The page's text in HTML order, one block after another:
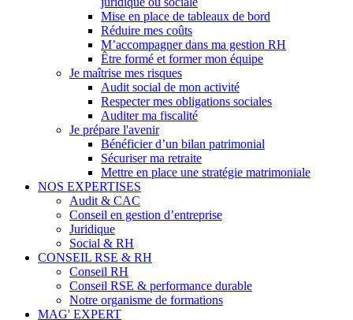
Mise en place de tableaux de bord
Réduire mes coûts
M’accompagner dans ma gestion RH
Être formé et former mon équipe
Je maîtrise mes risques
Audit social de mon activité
Respecter mes obligations sociales
Auditer ma fiscalité
Je prépare l'avenir
Bénéficier d’un bilan patrimonial
Sécuriser ma retraite
Mettre en place une stratégie matrimoniale
NOS EXPERTISES
Audit & CAC
Conseil en gestion d’entreprise
Juridique
Social & RH
CONSEIL RSE & RH
Conseil RH
Conseil RSE & performance durable
Notre organisme de formations
MAG' EXPERT